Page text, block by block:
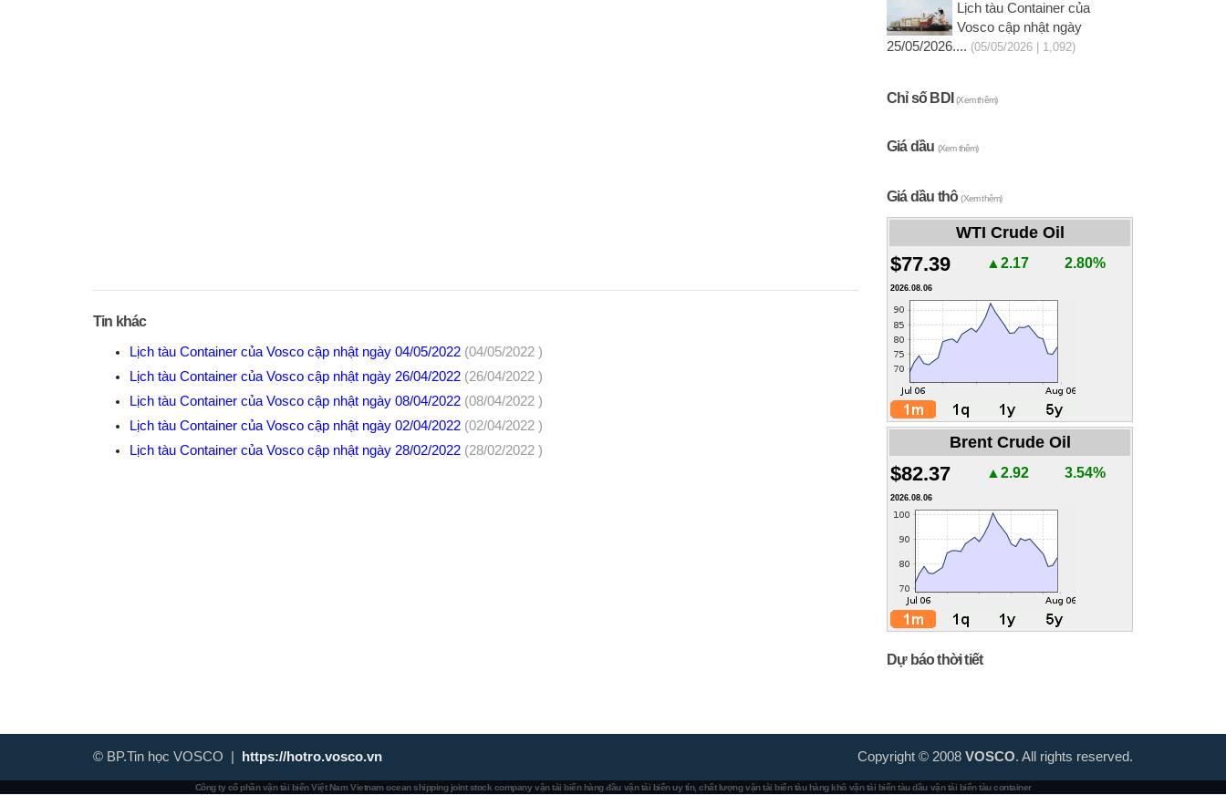
Tin khác
Lịch tàu Container của Vosco cập nhật ngày 04/05/2022 (04/05/2022 )
Lịch tàu Container của Vosco cập nhật ngày 26/04/2022 (26/04/2022 )
Lịch tàu Container của Vosco cập nhật ngày 08/04/2022 (08/04/2022 )
Lịch tàu Container của Vosco cập nhật ngày 02/04/2022 (02/04/2022 )
Lịch tàu Container của Vosco cập nhật ngày 28/02/2022 (28/02/2022 )
Lịch tàu Container của
Vosco cập nhật ngày
25/05/2026.... (05/05/2026 | 1,092)
Chỉ số BDI(Xem thêm)
Giá dầu (Xem thêm)
Giá dầu thô(Xem thêm)
WTI Crude Oil
$77.39 ▲2.17 2.80%
2026.08.06
Brent Crude Oil
$82.37 ▲2.92 3.54%
2026.08.06
Dự báo thời tiết
© BP.Tin học VOSCO | https://hotro.vosco.vn Copyright © 2008 VOSCO. All rights reserved.
Công ty cổ phần vận tải biển Việt Nam Vietnam ocean shipping joint stock company vận tải biển hàng đầu vận tải biển uy tín, chất lượng vận tải biển tàu hàng khô vận tải biển tàu dầu vận tải biển tàu container